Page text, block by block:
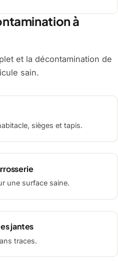
à
et la décontamination de
sain.
sièges et tapis.
une surface saine.
jantes
traces.